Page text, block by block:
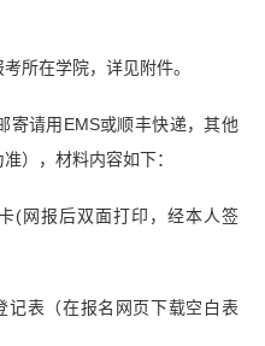
所在学院，详见附件。
寄请用EMS或顺丰快递，其他
），材料内容如下：
(网报后双面打印，经本人签
记表（在报名网页下载空白表